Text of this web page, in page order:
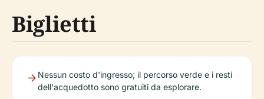
Biglietti
Nessun costo d'ingresso; il percorso verde e i resti
dell'acquedotto sono gratuiti da esplorare.